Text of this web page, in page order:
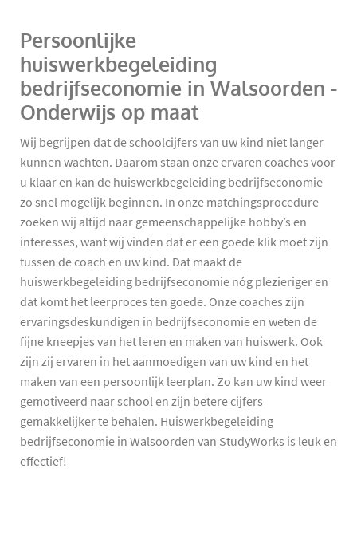
Persoonlijke
huiswerkbegeleiding
bedrijfseconomie in Walsoorden -
Onderwijs op maat
Wij begrijpen dat de schoolcijfers van uw kind niet langer
kunnen wachten. Daarom staan onze ervaren coaches voor
u klaar en kan de huiswerkbegeleiding bedrijfseconomie
zo snel mogelijk beginnen. In onze matchingsprocedure
zoeken wij altijd naar gemeenschappelijke hobby’s en
interesses, want wij vinden dat er een goede klik moet zijn
tussen de coach en uw kind. Dat maakt de
huiswerkbegeleiding bedrijfseconomie nóg plezieriger en
dat komt het leerproces ten goede. Onze coaches zijn
ervaringsdeskundigen in bedrijfseconomie en weten de
fijne kneepjes van het leren en maken van huiswerk. Ook
zijn zij ervaren in het aanmoedigen van uw kind en het
maken van een persoonlijk leerplan. Zo kan uw kind weer
gemotiveerd naar school en zijn betere cijfers
gemakkelijker te behalen. Huiswerkbegeleiding
bedrijfseconomie in Walsoorden van StudyWorks is leuk en
effectief!